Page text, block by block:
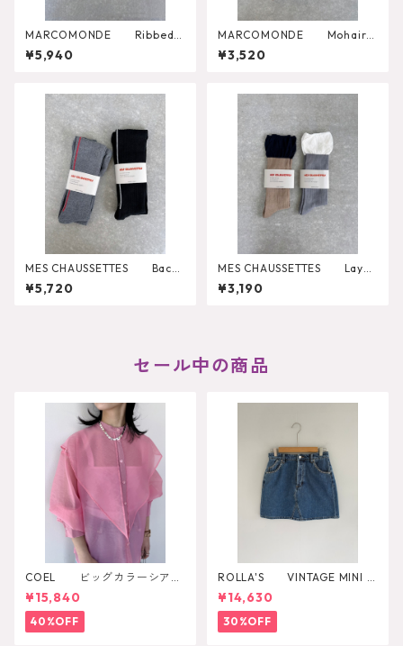
MARCOMONDE Ribbed T
ights
¥5,940
MARCOMONDE Mohair S
ocks
¥3,520
MES CHAUSSETTES Back
Line Wide Rib Tights
¥5,720
MES CHAUSSETTES Layer
ed Like Wide Rib Socks
¥3,190
セール中の商品
COEL ビッグカラーシアー
シャツ
¥15,840
40%OFF
ROLLA'S VINTAGE MINI D
AZZLER
¥14,630
30%OFF